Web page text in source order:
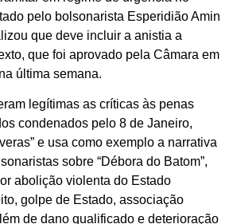
pelo bolsonarista Esperidião Amin
que deve incluir a anistia a
que foi aprovado pela Câmara em
última semana.
legítimas as críticas às penas
condenados pelo 8 de Janeiro,
e usa como exemplo a narrativa
sobre “Débora do Batom”,
abolição violenta do Estado
golpe de Estado, associação
de dano qualificado e deterioração